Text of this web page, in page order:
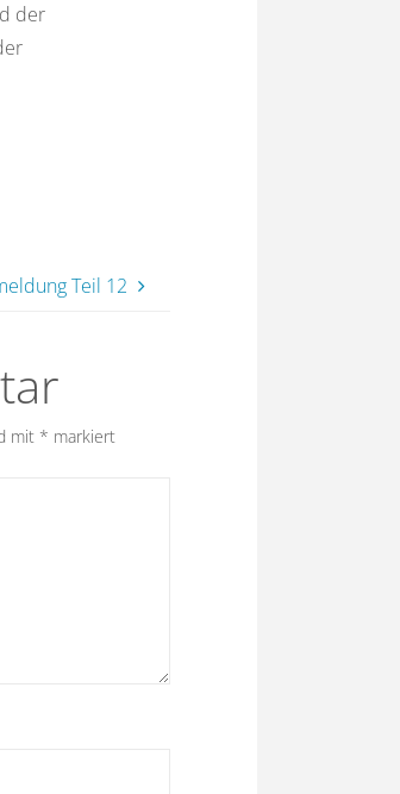
der
Teil 12
mit * markiert